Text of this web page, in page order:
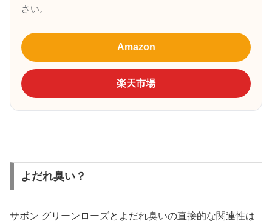
さい。
Amazon
楽天市場
よだれ臭い？
サボン グリーンローズとよだれ臭いの直接的な関連性は